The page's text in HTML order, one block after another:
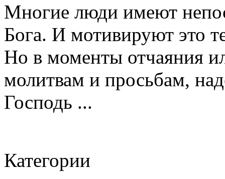
Многие люди имеют
Бога. И мотивируют это
Но в моменты отчаяния
молитвам и просьбам,
Господь ...
Категории